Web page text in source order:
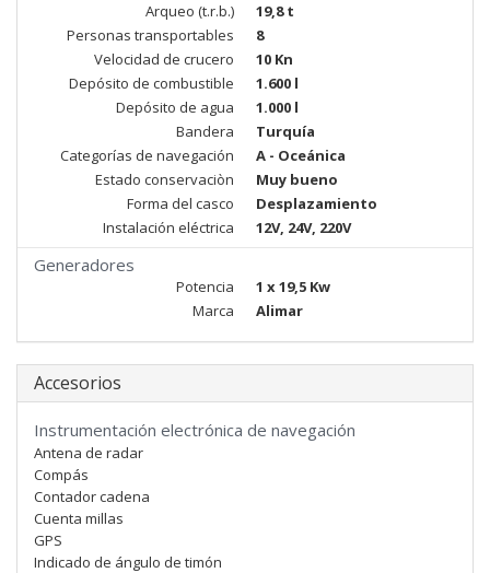
Arqueo (t.r.b.)
19,8 t
Personas transportables
8
Velocidad de crucero
10 Kn
Depósito de combustible
1.600 l
Depósito de agua
1.000 l
Bandera
Turquía
Categorías de navegación
A - Oceánica
Estado conservaciòn
Muy bueno
Forma del casco
Desplazamiento
Instalación eléctrica
12V, 24V, 220V
Generadores
Potencia
1 x 19,5 Kw
Marca
Alimar
Accesorios
Instrumentación electrónica de navegación
Antena de radar
Compás
Contador cadena
Cuenta millas
GPS
Indicado de ángulo de timón